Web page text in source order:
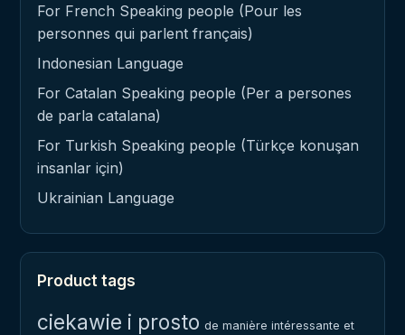
For French Speaking people (Pour les
personnes qui parlent français)
Indonesian Language
For Catalan Speaking people (Per a persones
de parla catalana)
For Turkish Speaking people (Türkçe konuşan
insanlar için)
Ukrainian Language
Product tags
ciekawie i prosto de manière intéressante et